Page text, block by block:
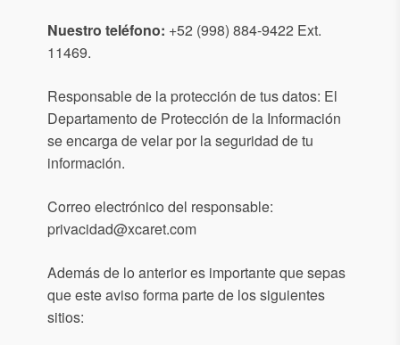
Nuestro teléfono: +52 (998) 884-9422 Ext.
11469.
Responsable de la protección de tus datos: El
Departamento de Protección de la Información
se encarga de velar por la seguridad de tu
información.
Correo electrónico del responsable:
privacidad@xcaret.com
Además de lo anterior es importante que sepas
que este aviso forma parte de los siguientes
sitios: